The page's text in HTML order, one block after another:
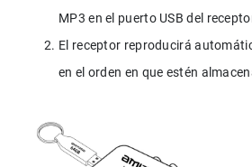
MP3 en el puerto USB del
El receptor reproducirá
en el orden en que estén